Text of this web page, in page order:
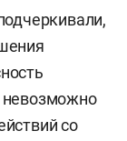
невозможно
со